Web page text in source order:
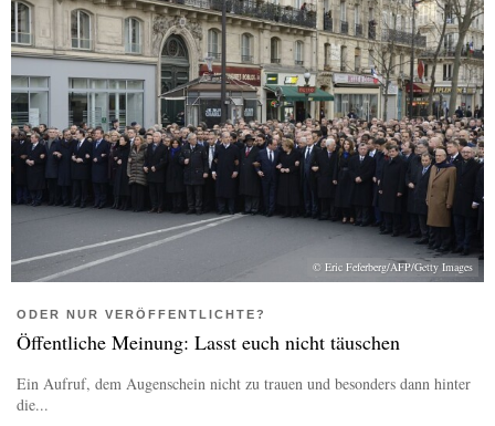
© Eric Feferberg/AFP/Getty Images
ODER NUR VERÖFFENTLICHTE?
Öffentliche Meinung: Lasst euch nicht täuschen
Ein Aufruf, dem Augenschein nicht zu trauen und besonders dann hinter
die...